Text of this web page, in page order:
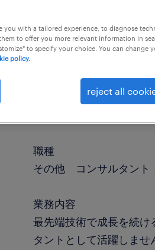
職種
その他 コンサルタント
業務内容
最先端技術で成長を続
タントとして活躍しま
you with a tailored experience, to diagnose
to offer you more relevant information in
to specify your choice. You can change
policy.
reject all